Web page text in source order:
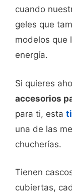
cuando
geles que
modelos que
energía.
Si quieres
accesorios
para ti, esta
una de las
chucherías.
Tienen
cubiertas,